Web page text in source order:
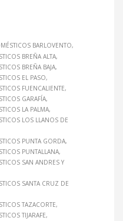
BARLOVENTO
BREÑA ALTA
BREÑA BAJA
EL PASO
FUENCALIENTE
GARAFÍA
LA PALMA
LOS LLANOS DE
PUNTA GORDA
PUNTALLANA
SAN ANDRES Y
SANTA CRUZ DE
TAZACORTE
TIJARAFE